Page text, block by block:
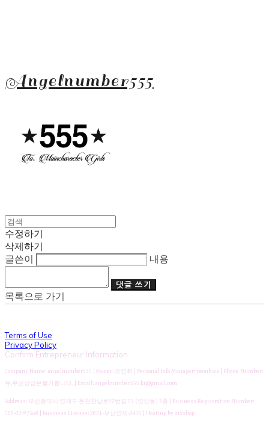
Angelnumber555
수정하기
삭제하기
글쓴이
내용
댓글 쓰기
목록으로 가기
Terms of Use
Privacy Policy
Confirm Entrepreneur Information
Company Name: angelnumber555 | Owner: 조연화 | Personal Info Manager: yeonhwa | Phone Number:
유,무선상담은불가합니다. | Email: angelnumber555.kr@gmail.com
Address: 부산광역시 연제구 온천천남로92번길 53 (연산동) 3층 | Business Registration Number:
509-02-97568 | Business License:2021-부산연제-0435 | Hosting by sixshop